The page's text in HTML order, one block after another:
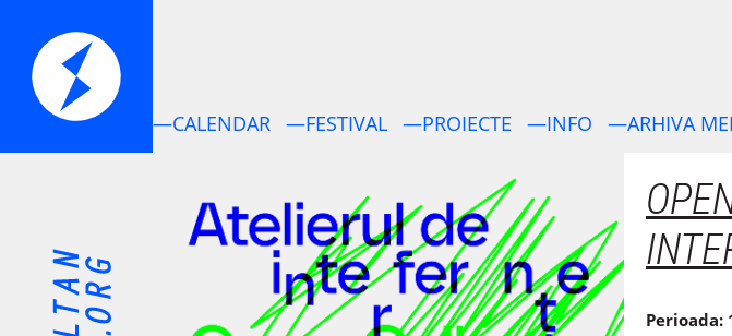
—CALENDAR —FESTIVAL —PROIECTE —INFO —ARHIVA
Perioada: